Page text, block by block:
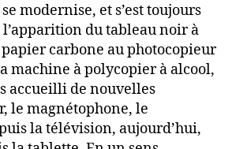
modernise, et s’est toujours
du tableau noir à
carbone au photocopieur
machine à polycopier à alcool,
accueilli de nouvelles
le magnétophone, le
la télévision, aujourd’hui,